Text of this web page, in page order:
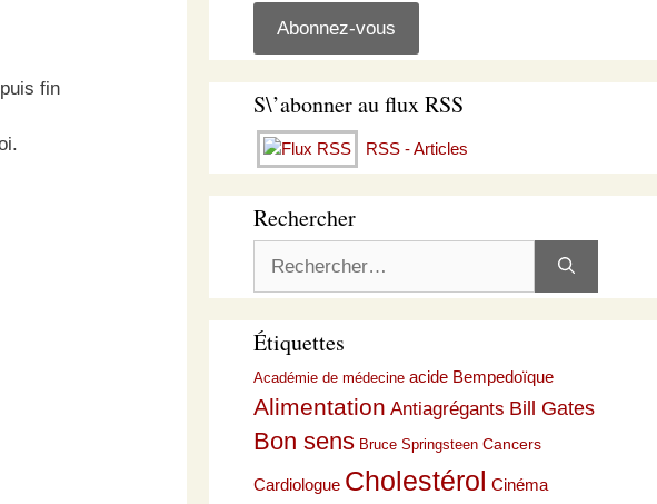
fin
S\’abonner au flux RSS
RSS - Articles
Rechercher
Étiquettes
Académie de médecine acide Bempedoïque
Alimentation Antiagrégants Bill Gates
Bon sens Bruce Springsteen Cancers
Cardiologue Cholestérol Cinéma